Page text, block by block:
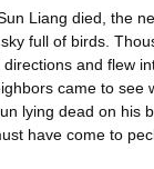
Liang died, the
full of birds.
and flew
came to see
lying dead on his
have come to